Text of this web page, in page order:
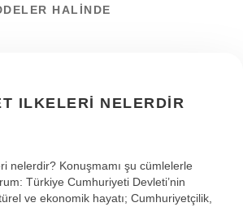
HALINDE
ILKELERI NELERDIR
nelerdir? Konuşmamı şu cümlelerle
Türkiye Cumhuriyeti Devleti’nin
ve ekonomik hayatı; Cumhuriyetçilik,